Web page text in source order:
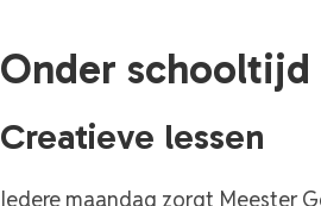
Onder schooltijd
Creatieve lessen
Iedere maandag zorgt Meester